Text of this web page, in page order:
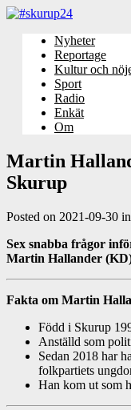
Nyheter
Reportage
Kultur och
Sport
Radio
Enkät
Om
Martin
Skurup
Posted on 2021-09-30 in
Sex snabba frågor
Martin Hallander
Fakta om Martin
Född i Skurup
Anställd som
Sedan 2018 har
folkpartiets
Han kom ut som